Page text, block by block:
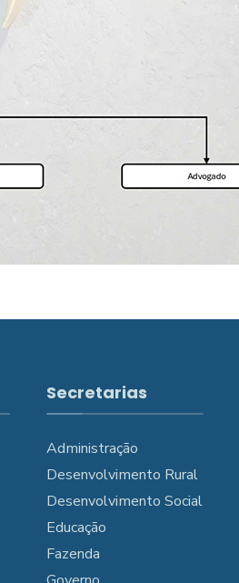
Secretarias
Administração
Desenvolvimento Rural
Desenvolvimento Social
Educação
Fazenda